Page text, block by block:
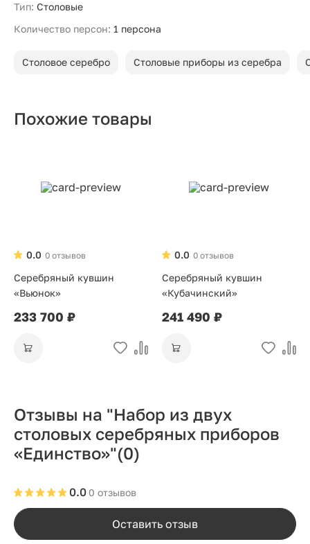
Тип: Столовые
Количество персон: 1 персона
Столовое серебро Столовые приборы из серебра
Похожие товары
0 отзывов
0.0
Серебряный кувшин
«Вьюнок»
233 700 ₽
0 отзывов
0.0
Серебряный кувшин
«Кубачинский»
241 490 ₽
Отзывы на "Набор из двух
столовых серебряных приборов
«Единство»"(0)
0 отзывов
0.0
Оставить отзыв